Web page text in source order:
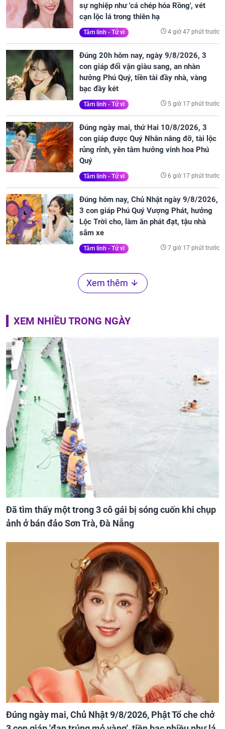
sự nghiệp như 'cá chép hóa Rồng', vét
cạn lộc lá trong thiên hạ
Tâm linh - Tử vi 4 giờ 47 phút trước
Đúng 20h hôm nay, ngày 9/8/2026, 3
con giáp đổi vận giàu sang, an nhàn
hưởng Phú Quý, tiền tài đầy nhà, vàng
bạc đầy két
Tâm linh - Tử vi 5 giờ 17 phút trước
Đúng ngày mai, thứ Hai 10/8/2026, 3
con giáp được Quý Nhân nâng đỡ, tài lộc
rủng rỉnh, yên tâm hưởng vinh hoa Phú
Quý
Tâm linh - Tử vi 6 giờ 17 phút trước
Đúng hôm nay, Chủ Nhật ngày 9/8/2026,
3 con giáp Phú Quý Vượng Phát, hưởng
Lộc Trời cho, làm ăn phát đạt, tậu nhà
sắm xe
Tâm linh - Tử vi 7 giờ 17 phút trước
Xem thêm
XEM NHIỀU TRONG NGÀY
Đã tìm thấy một trong 3 cô gái bị sóng cuốn khi chụp
ảnh ở bán đảo Sơn Trà, Đà Nẵng
Đúng ngày mai, Chủ Nhật 9/8/2026, Phật Tổ che chở